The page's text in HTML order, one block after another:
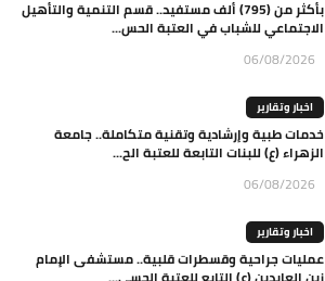
بأكثر من (795) ألف مستفيد.. قسم التنمية والتأهيل
الاجتماعي للشباب في العتبة الحس...
06/08/2026
اخبار وتقارير
خدمات طبية وإرشادية وتقنية متكاملة.. جامعة
الزهراء (ع) للبنات التابعة للعتبة الح...
06/08/2026
اخبار وتقارير
عمليات جراحية وقسطرات قلبية.. مستشفى الإمام